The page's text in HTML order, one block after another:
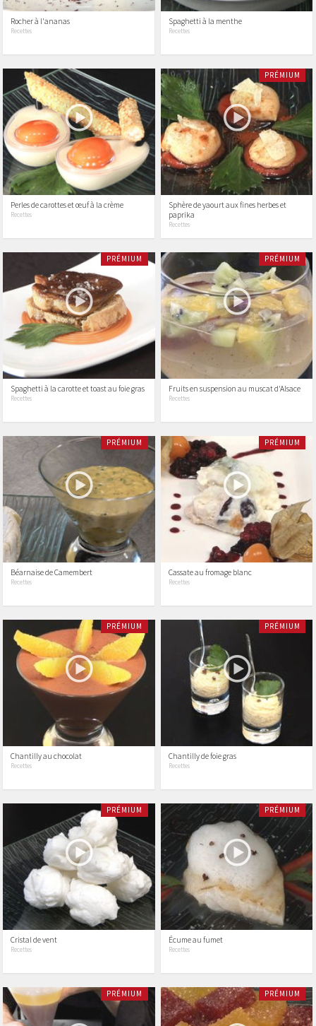
Rocher à l'ananas
Recettes
Spaghetti à la menthe
Recettes
Perles de carottes et œuf à la crème
Recettes
PRÉMIUM
Sphère de yaourt aux fines herbes et
paprika
Recettes
PRÉMIUM
Spaghetti à la carotte et toast au foie gras
Recettes
PRÉMIUM
Fruits en suspension au muscat d'Alsace
Recettes
PRÉMIUM
Béarnaise de Camembert
Recettes
PRÉMIUM
Cassate au fromage blanc
Recettes
PRÉMIUM
Chantilly au chocolat
Recettes
PRÉMIUM
Chantilly de foie gras
Recettes
PRÉMIUM
Cristal de vent
Recettes
PRÉMIUM
Écume au fumet
Recettes
PRÉMIUM PRÉMIUM